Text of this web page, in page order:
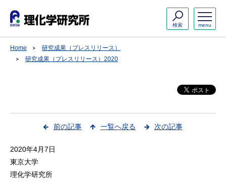
menu
検索
Home
研究成果（プレスリリース）
研究成果（プレスリリース）2020
前の記事 一覧へ戻る 次の記事
2020年4月7日
東京大学
理化学研究所